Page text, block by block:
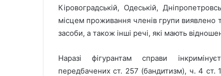
Кіровоградській, Одеській,
місцем проживання членів групи виявлено
засоби, а також інші речі, які мають
Наразі фігурантам справи
передбачених ст. 257 (бандитизм), ч. 4 ст.